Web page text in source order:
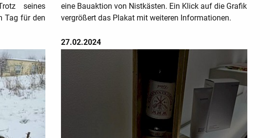
seines
Tag für den
eine Bauaktion von Nistkästen. Ein Klick auf die Grafik
vergrößert das Plakat mit weiteren Informationen.
27.02.2024